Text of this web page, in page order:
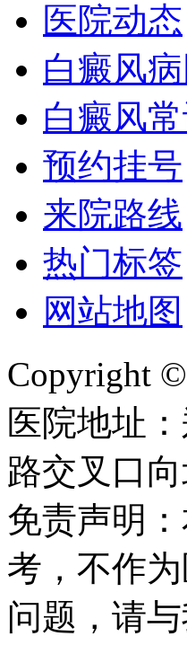
医院动态
白癜风病
白癜风
预约挂号
来院路线
热门标签
网站地图
Copyright
医院地址
路交叉口
免责声明
考，不作
问题，请